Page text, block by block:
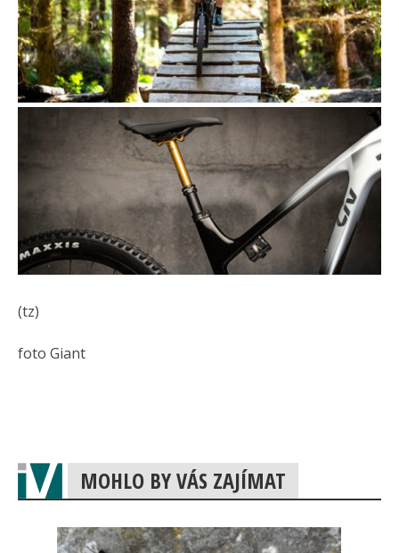
(tz)
foto Giant
MOHLO BY VÁS ZAJÍMAT